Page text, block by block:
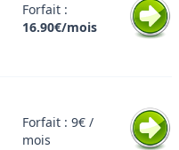
Forfait :
16.90€/mois
Forfait : 9€ /
mois